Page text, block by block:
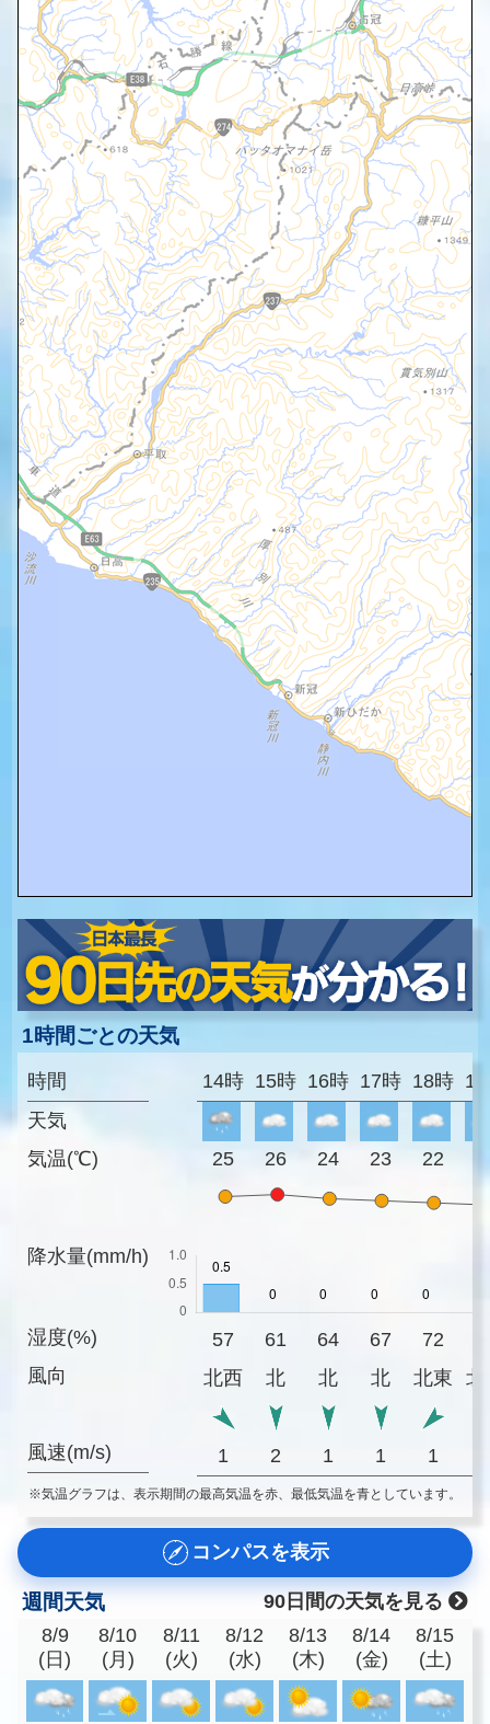
1時間ごとの天気
時間
天気
気温(℃)
降水量(mm/h)
湿度(%)
風向
風速(m/s)
14時 15時 16時 17時 18時
25 26 24 23 22
57 61 64 67 72
北西
北 北 北 北東 北
1 2 1 1 1
※気温グラフは、表示期間の最高気温を赤、最低気温を青としています。
コンパスを表示
週間天気
90日間の天気を見る
8/9
(日)
8/10
(月)
8/11
(火)
8/12
(水)
8/13
(木)
8/14
(金)
8/15
(土)